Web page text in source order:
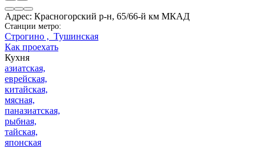
Адрес: Красногорский р-н, 65/66-й км МКАД
Станции метро:
Строгино , Тушинская
Как проехать
Кухня
азиатская,
еврейская,
китайская,
мясная,
паназиатская,
рыбная,
тайская,
японская